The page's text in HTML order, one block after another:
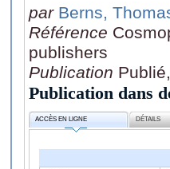
par Berns,
Référence
publishers
Publication
Publication dans
ACCÈS EN LIGNE DÉTAILS